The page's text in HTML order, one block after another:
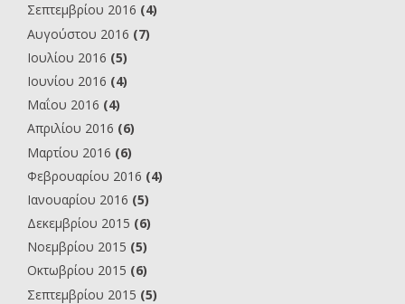
Σεπτεμβρίου 2016 (4)
Αυγούστου 2016 (7)
Ιουλίου 2016 (5)
Ιουνίου 2016 (4)
Μαΐου 2016 (4)
Απριλίου 2016 (6)
Μαρτίου 2016 (6)
Φεβρουαρίου 2016 (4)
Ιανουαρίου 2016 (5)
Δεκεμβρίου 2015 (6)
Νοεμβρίου 2015 (5)
Οκτωβρίου 2015 (6)
Σεπτεμβρίου 2015 (5)